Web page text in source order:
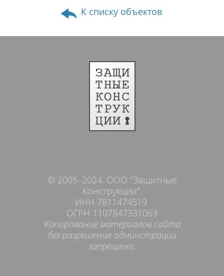
К списку объектов
© 2005–2024. ООО "Защитные
Конструкции".
ИНН 7811474519
ОГРН 1107847331063
Копирование материалов сайта
без разрешения админстрации
запрещено.